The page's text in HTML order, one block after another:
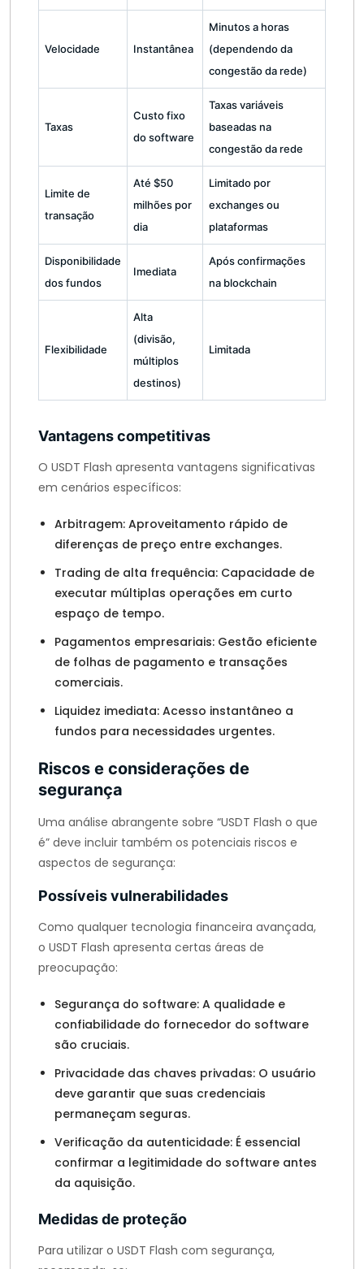
Velocidade Instantânea
Minutos a horas
(dependendo da
congestão da rede)
Taxas
Custo fixo
do software
Taxas variáveis
baseadas na
congestão da rede
Limite de
transação
Até $50
milhões por
dia
Limitado por
exchanges ou
plataformas
Disponibilidade
dos fundos
Imediata
Após confirmações
na blockchain
Flexibilidade
Alta
(divisão,
múltiplos
destinos)
Limitada
Vantagens competitivas
O USDT Flash apresenta vantagens significativas
em cenários específicos:
Arbitragem: Aproveitamento rápido de
diferenças de preço entre exchanges.
Trading de alta frequência: Capacidade de
executar múltiplas operações em curto
espaço de tempo.
Pagamentos empresariais: Gestão eficiente
de folhas de pagamento e transações
comerciais.
Liquidez imediata: Acesso instantâneo a
fundos para necessidades urgentes.
Riscos e considerações de
segurança
Uma análise abrangente sobre “USDT Flash o que
é” deve incluir também os potenciais riscos e
aspectos de segurança:
Possíveis vulnerabilidades
Como qualquer tecnologia financeira avançada,
o USDT Flash apresenta certas áreas de
preocupação:
Segurança do software: A qualidade e
confiabilidade do fornecedor do software
são cruciais.
Privacidade das chaves privadas: O usuário
deve garantir que suas credenciais
permaneçam seguras.
Verificação da autenticidade: É essencial
confirmar a legitimidade do software antes
da aquisição.
Medidas de proteção
Para utilizar o USDT Flash com segurança,